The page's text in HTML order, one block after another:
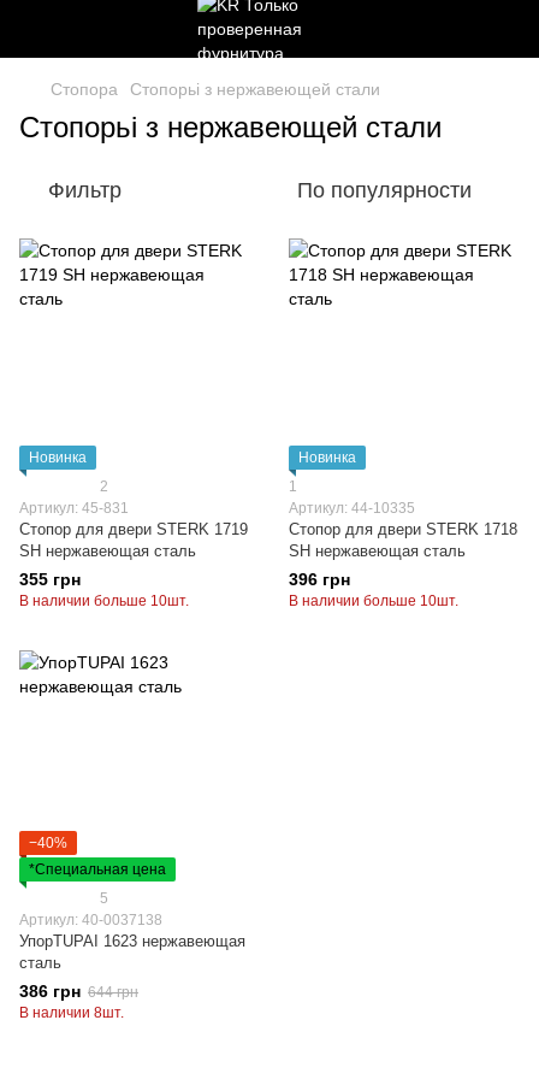
Стопора Стопорьі з нержавеющей стали
Стопорьі з нержавеющей стали
Фильтр По популярности
Новинка
2
Артикул: 45-831
Стопор для двери STERK 1719
SH нержавеющая сталь
355 грн
В наличии больше 10шт.
Новинка
1
Артикул: 44-10335
Стопор для двери STERK 1718
SH нержавеющая сталь
396 грн
В наличии больше 10шт.
−40%
*Специальная цена
5
Артикул: 40-0037138
УпорTUPAI 1623 нержавеющая
сталь
386 грн 644 грн
В наличии 8шт.